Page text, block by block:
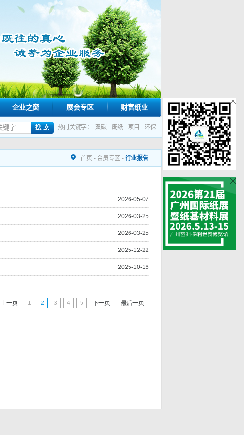
企业之窗 展会专区 财富纸业
热门关键字： 双碳 废纸 项目 环保
首页 - 会员专区 - 行业报告
2026-05-07
2026-03-25
2026-03-25
2025-12-22
2025-10-16
上一页 1 2 3 4 5 下一页 最后一页